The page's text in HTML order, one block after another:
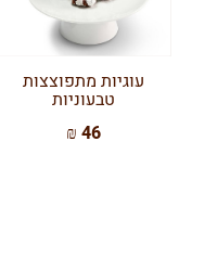
עוגיות מתפוצצות
טבעוניות
46 ₪